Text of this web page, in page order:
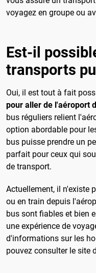
voyagez en groupe ou
Est-il
transports
Oui, il est tout à fait
pour aller de l'aéroport
bus réguliers relient
option abordable pour
bus puisse prendre un
parfait pour ceux qui
de transport.
Actuellement, il n'existe
ou en train depuis
bus sont fiables et bien
une expérience de
d'informations sur les
pouvez consulter le site